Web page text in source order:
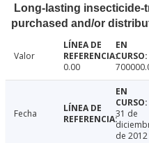
Long-lasting insecticide-
purchased and/or
Valor
0.00
Fecha
31 de
de 2012